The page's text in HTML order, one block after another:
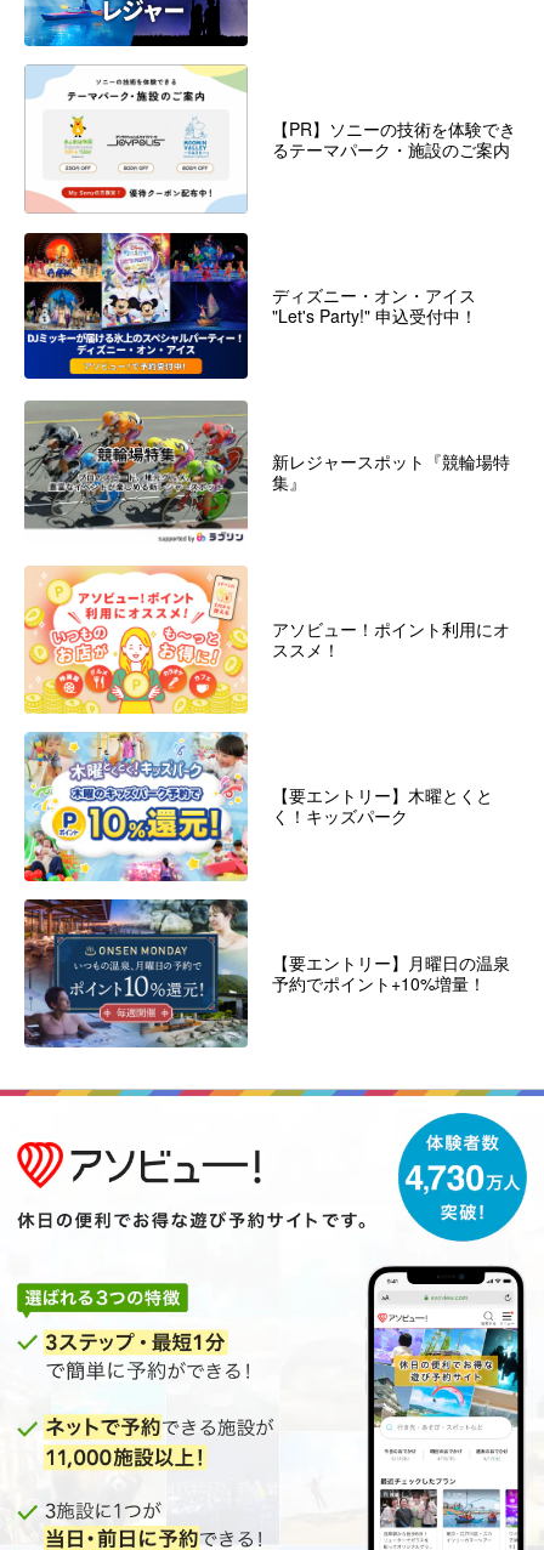
【PR】ソニーの技術を体験でき
るテーマパーク・施設のご案内
ディズニー・オン・アイス
"Let's Party!" 申込受付中！
新レジャースポット『競輪場特
集』
アソビュー！ポイント利用にオ
ススメ！
【要エントリー】木曜とくと
く！キッズパーク
【要エントリー】月曜日の温泉
予約でポイント+10%増量！